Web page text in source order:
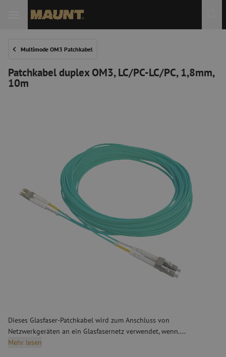
Multimode OM3 Patchkabel
Patchkabel duplex OM3, LC/PC-LC/PC, 1,8mm,
10m
Dieses Glasfaser-Patchkabel wird zum Anschluss von
Netzwerkgeräten an ein Glasfasernetz verwendet, wenn....
Mehr lesen